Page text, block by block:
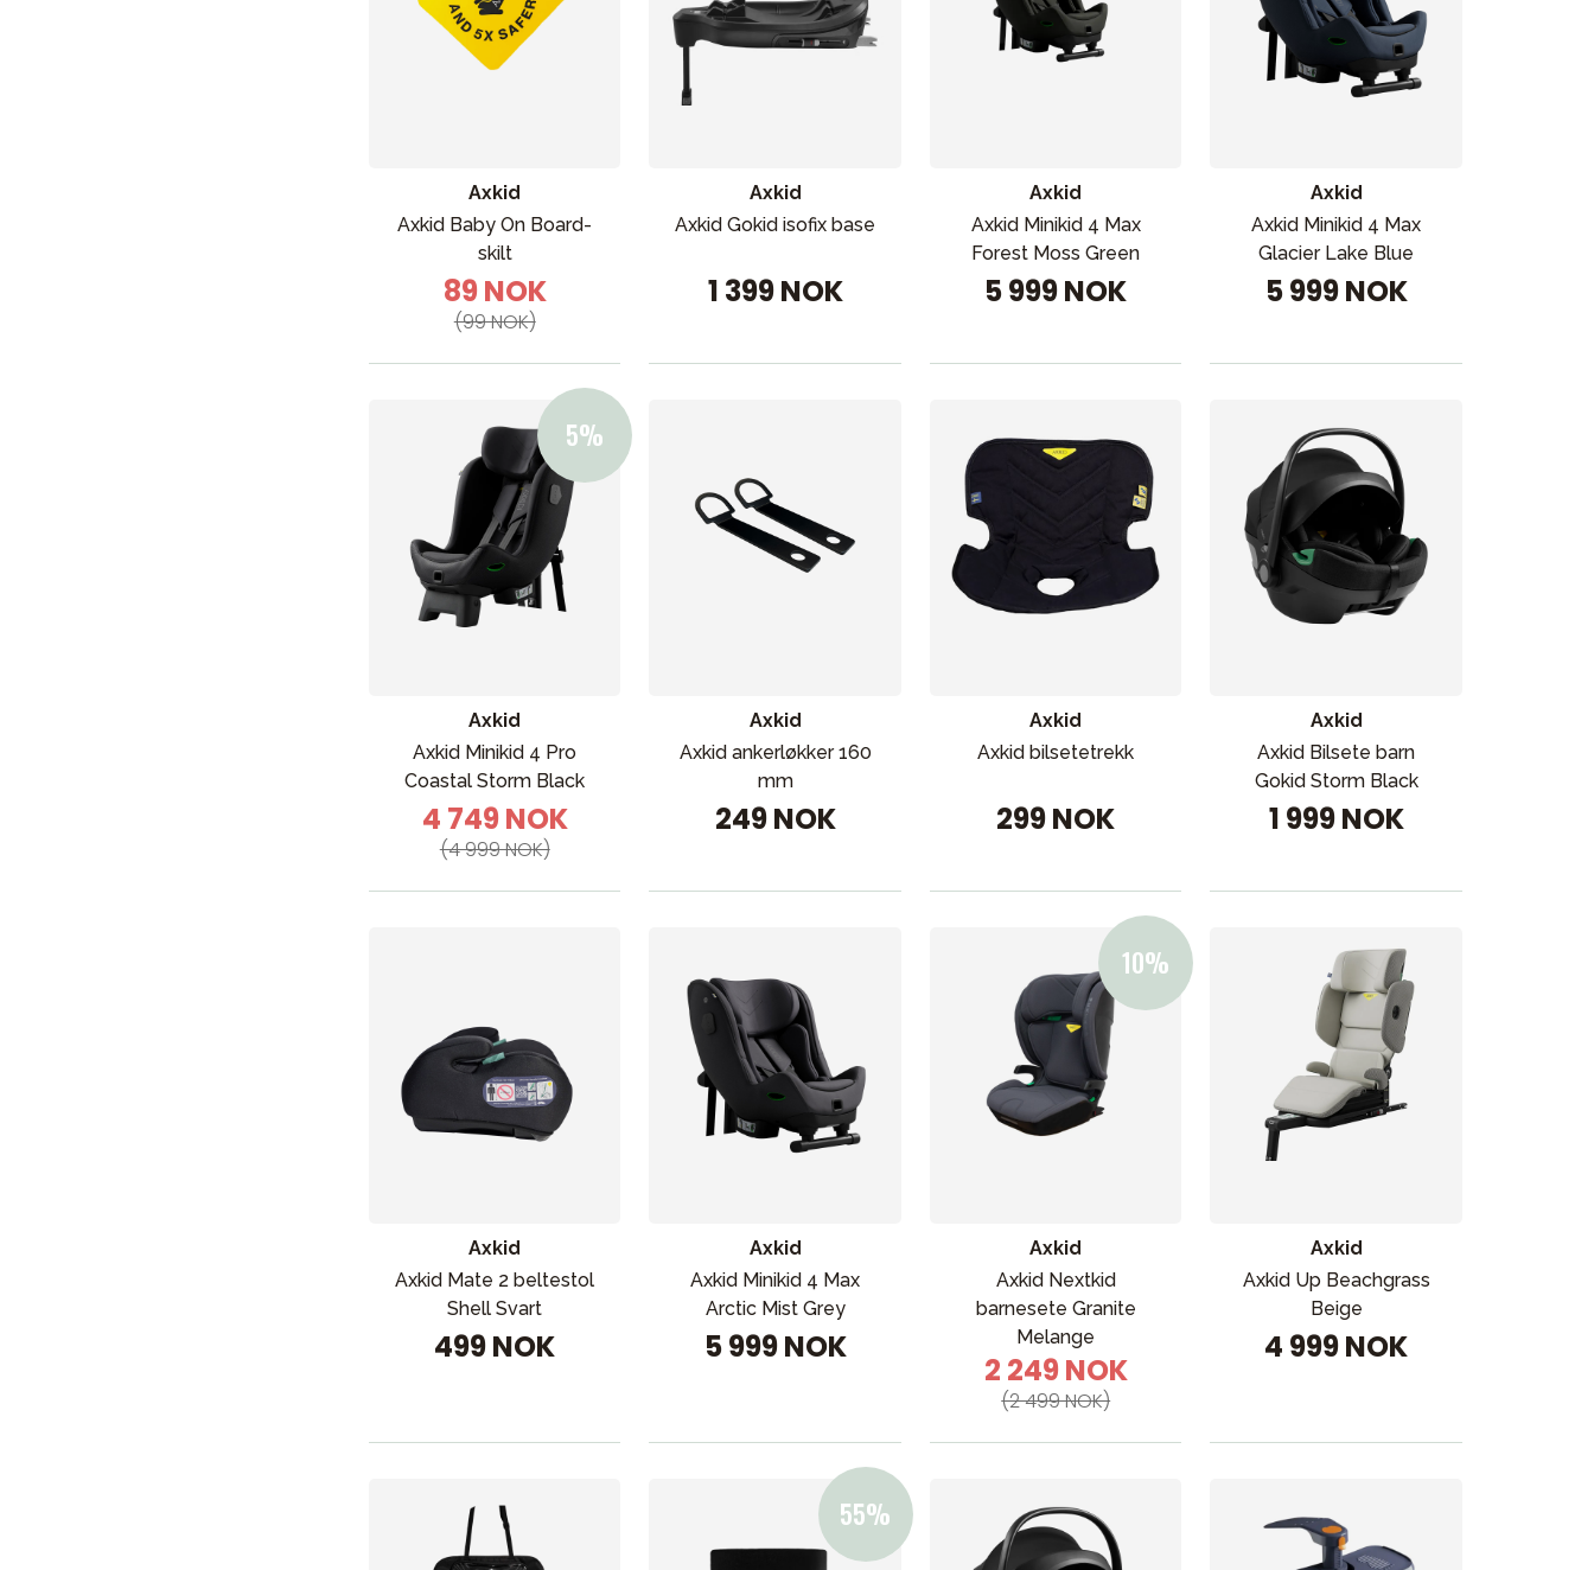
Axkid
Axkid Baby On Board-
skilt
89 NOK
(99 NOK)
Axkid
Axkid Gokid isofix base
1 399 NOK
Axkid
Axkid Minikid 4 Max
Forest Moss Green
5 999 NOK
Axkid
Axkid Minikid 4 Max
Glacier Lake Blue
5 999 NOK
Axkid
Axkid Minikid 4 Pro
Coastal Storm Black
4 749 NOK
(4 999 NOK)
Axkid
Axkid ankerløkker 160
mm
249 NOK
Axkid
Axkid bilsetetrekk
299 NOK
Axkid
Axkid Bilsete barn
Gokid Storm Black
1 999 NOK
Axkid
Axkid Mate 2 beltestol
Shell Svart
499 NOK
Axkid
Axkid Minikid 4 Max
Arctic Mist Grey
5 999 NOK
Axkid
Axkid Nextkid
barnesete Granite
Melange
2 249 NOK
(2 499 NOK)
Axkid
Axkid Up Beachgrass
Beige
4 999 NOK
Leker og spill
Sol og bading Outlet Veiledning Kontakt oss på Butikken vår